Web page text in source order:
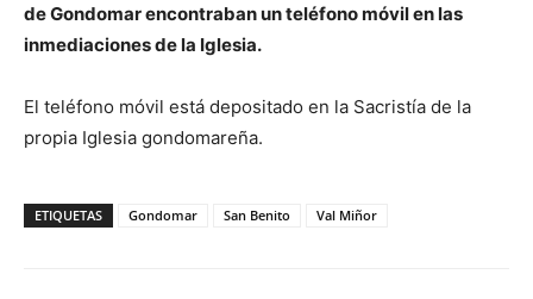
de Gondomar encontraban un teléfono móvil en las
inmediaciones de la Iglesia.
El teléfono móvil está depositado en la Sacristía de la
propia Iglesia gondomareña.
ETIQUETAS Gondomar San Benito Val Miñor